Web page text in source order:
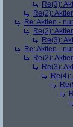
Re(3):
Re(2):
Re: Aktien -
Re(2):
Re(3):
Re: Aktien -
Re(2):
Re(3):